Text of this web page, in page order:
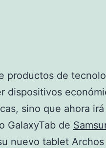
productos de
dispositivos
sino que ahora
o GalaxyTab de
nuevo tablet